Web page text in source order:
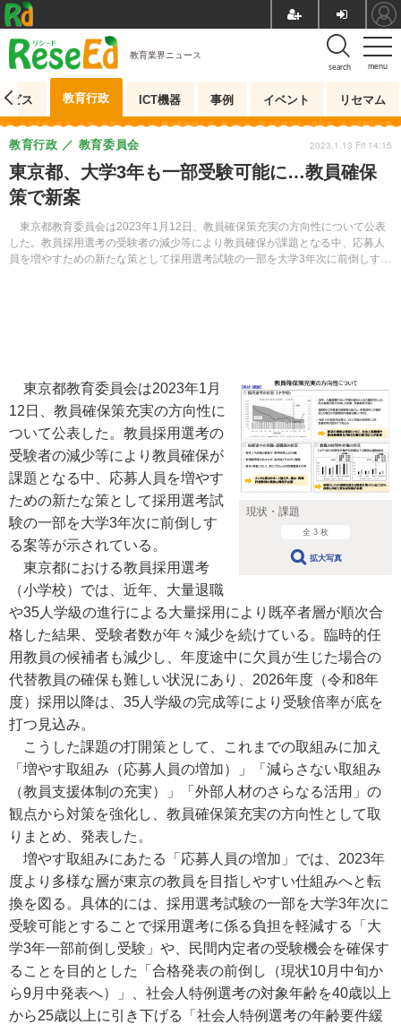
menu
search
教育業界ニュース
ビス 教育行政 ICT機器 事例 イベント リセマム
東京都、大学3年も一部受験可能に…教員確保
策で新案
東京都教育委員会は2023年1月12日、教員確保策充実の方向性について公表
した。教員採用選考の受験者の減少等により教員確保が課題となる中、応募人
員を増やすための新たな策として採用選考試験の一部を大学3年次に前倒しする
教育行政 教育委員会 2023.1.13 Fri 14:15
現状・課題
全 3 枚
拡大写真
東京都教育委員会は2023年1月
12日、教員確保策充実の方向性に
ついて公表した。教員採用選考の
受験者の減少等により教員確保が
課題となる中、応募人員を増やす
ための新たな策として採用選考試
験の一部を大学3年次に前倒しす
る案等が示されている。
東京都における教員採用選考
（小学校）では、近年、大量退職
や35人学級の進行による大量採用により既卒者層が順次合
格した結果、受験者数が年々減少を続けている。臨時的任
用教員の候補者も減少し、年度途中に欠員が生じた場合の
代替教員の確保も難しい状況にあり、2026年度（令和8年
度）採用以降は、35人学級の完成等により受験倍率が底を
打つ見込み。
こうした課題の打開策として、これまでの取組みに加え
「増やす取組み（応募人員の増加）」「減らさない取組み
（教員支援体制の充実）」「外部人材のさらなる活用」の
観点から対策を強化し、教員確保策充実の方向性として取
りまとめ、発表した。
増やす取組みにあたる「応募人員の増加」では、2023年
度より多様な層が東京の教員を目指しやすい仕組みへと転
換を図る。具体的には、採用選考試験の一部を大学3年次に
受験可能とすることで採用選考に係る負担を軽減する「大
学3年一部前倒し受験」や、民間内定者の受験機会を確保す
ることを目的とした「合格発表の前倒し（現状10月中旬か
ら9月中発表へ）」、社会人特例選考の対象年齢を40歳以上
から25歳以上に引き下げる「社会人特例選考の年齢要件緩